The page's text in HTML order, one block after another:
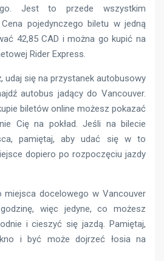
Jest to przede wszystkim
pojedynczego biletu w jedną
42,85 CAD i można go kupić na
Rider Express.
udaj się na przystanek autobusowy
autobus jadący do Vancouver.
biletów online możesz pokazać
Cię na pokład. Jeśli na bilecie
pamiętaj, aby udać się w to
dopiero po rozpoczęciu jazdy
miejsca docelowego w Vancouver
więc jedyne, co możesz
i cieszyć się jazdą. Pamiętaj,
i być może dojrzeć łosia na